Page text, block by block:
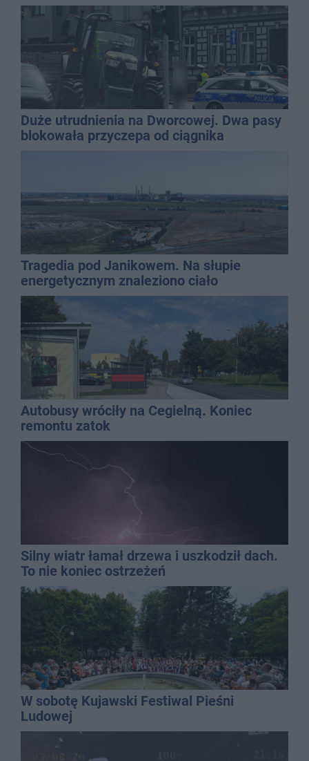
Duże utrudnienia na Dworcowej. Dwa pasy
blokowała przyczepa od ciągnika
Tragedia pod Janikowem. Na słupie
energetycznym znaleziono ciało
mężczyzny
Autobusy wróciły na Cegielną. Koniec
remontu zatok
Silny wiatr łamał drzewa i uszkodził dach.
To nie koniec ostrzeżeń
W sobotę Kujawski Festiwal Pieśni
Ludowej